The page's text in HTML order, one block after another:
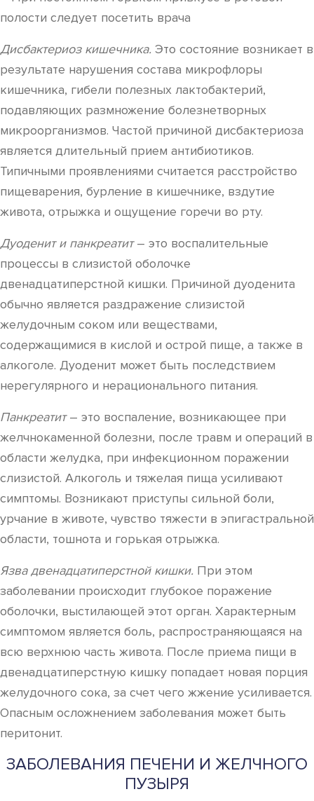
Дисбактериоз кишечника. Это состояние возникает в
результате нарушения состава микрофлоры
кишечника, гибели полезных лактобактерий,
подавляющих размножение болезнетворных
микроорганизмов. Частой причиной дисбактериоза
является длительный прием антибиотиков.
Типичными проявлениями считается расстройство
пищеварения, бурление в кишечнике, вздутие
живота, отрыжка и ощущение горечи во рту.
Дуоденит и панкреатит– это воспалительные
процессы в слизистой оболочке
двенадцатиперстной кишки. Причиной дуоденита
обычно является раздражение слизистой
желудочным соком или веществами,
содержащимися в кислой и острой пище, а также в
алкоголе. Дуоденит может быть последствием
нерегулярного и нерационального питания.
Панкреатит– это воспаление, возникающее при
желчнокаменной болезни, после травм и операций в
области желудка, при инфекционном поражении
слизистой. Алкоголь и тяжелая пища усиливают
симптомы. Возникают приступы сильной боли,
урчание в животе, чувство тяжести в эпигастральной
области, тошнота и горькая отрыжка.
Язва двенадцатиперстной кишки. При этом
заболевании происходит глубокое поражение
оболочки, выстилающей этот орган. Характерным
симптомом является боль, распространяющаяся на
всю верхнюю часть живота. После приема пищи в
двенадцатиперстную кишку попадает новая порция
желудочного сока, за счет чего жжение усиливается.
Опасным осложнением заболевания может быть
перитонит.
ЗАБОЛЕВАНИЯ ПЕЧЕНИ И ЖЕЛЧНОГО
ПУЗЫРЯ